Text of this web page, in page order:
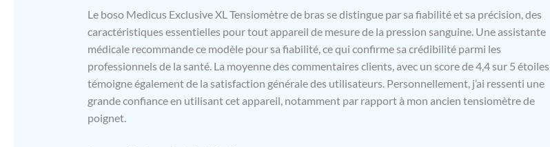
Le boso Medicus Exclusive XL Tensiomètre de bras se distingue par sa fiabilité et sa précision, des
caractéristiques essentielles pour tout appareil de mesure de la pression sanguine. Une assistante
médicale recommande ce modèle pour sa fiabilité, ce qui confirme sa crédibilité parmi les
professionnels de la santé. La moyenne des commentaires clients, avec un score de 4,4 sur 5 étoiles,
témoigne également de la satisfaction générale des utilisateurs. Personnellement, j’ai ressenti une
grande confiance en utilisant cet appareil, notamment par rapport à mon ancien tensiomètre de
poignet.